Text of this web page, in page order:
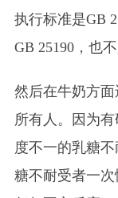
执行标准是GB
GB 25190，也
然后在牛奶方
所有人。因为
度不一的乳糖
糖不耐受者一